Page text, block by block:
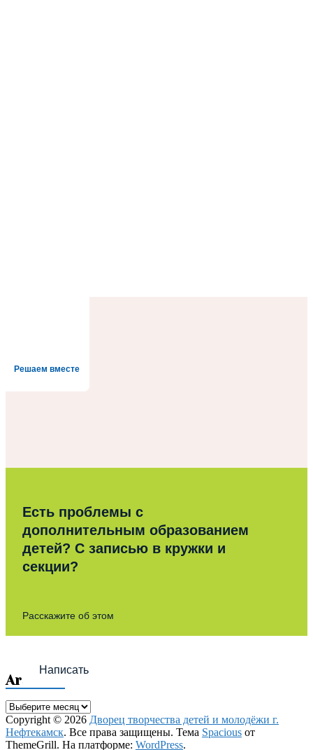
Решаем вместе
Есть проблемы с
дополнительным образованием
детей? С записью в кружки и
секции?
Расскажите об этом
Написать
Archives
Archives
Copyright © 2026 Дворец творчества детей и молодёжи г.
Нефтекамск. Все права защищены. Тема Spacious от
ThemeGrill. На платформе: WordPress.